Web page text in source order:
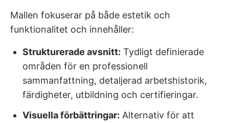
Mallen fokuserar på både estetik och
funktionalitet och innehåller:
Strukturerade avsnitt: Tydligt definierade
områden för en professionell
sammanfattning, detaljerad arbetshistorik,
färdigheter, utbildning och certifieringar.
Visuella förbättringar: Alternativ för att